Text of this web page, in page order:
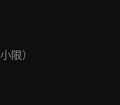
限）